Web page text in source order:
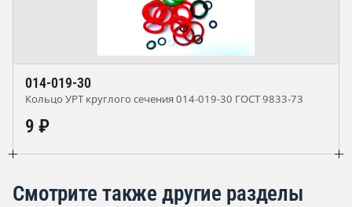
014-019-30
Кольцо УРТ круглого сечения 014-019-30 ГОСТ 9833-73
9 ₽
Смотрите также другие разделы